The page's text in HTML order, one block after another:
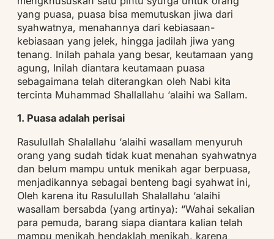
yang puasa, puasa bisa memutuskan jiwa dari
syahwatnya, menahannya dari kebiasaan-
kebiasaan yang jelek, hingga jadilah jiwa yang
tenang. Inilah pahala yang besar, keutamaan yang
agung, Inilah diantara keutamaan puasa
sebagaimana telah diterangkan oleh Nabi kita
tercinta Muhammad Shallallahu ‘alaihi wa Sallam.
1. Puasa adalah perisai
Rasulullah Shalallahu ‘alaihi wasallam menyuruh
orang yang sudah tidak kuat menahan syahwatnya
dan belum mampu untuk menikah agar berpuasa,
menjadikannya sebagai benteng bagi syahwat ini,
Oleh karena itu Rasulullah Shalallahu ‘alaihi
wasallam bersabda (yang artinya): “Wahai sekalian
para pemuda, barang siapa diantara kalian telah
mampu menikah hendaklah menikah, karena